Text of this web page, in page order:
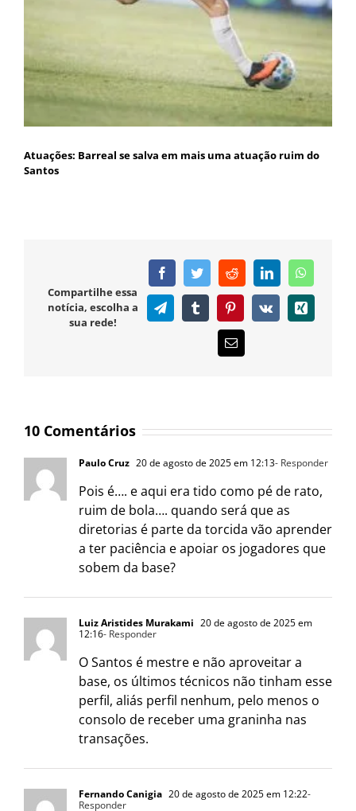
Atuações: Barreal se salva em mais uma atuação ruim do
Santos
Compartilhe essa
notícia, escolha a
sua rede!
FacebookTwitterRedditLinkedIn
TelegramTumblr PinterestVk Xing
E-
mail
10 Comentários
Paulo Cruz 20 de agosto de 2025 em 12:13- Responder
Pois é…. e aqui era tido como pé de rato,
ruim de bola…. quando será que as
diretorias é parte da torcida vão aprender
a ter paciência e apoiar os jogadores que
sobem da base?
Luiz Aristides Murakami 20 de agosto de 2025 em
12:16- Responder
O Santos é mestre e não aproveitar a
base, os últimos técnicos não tinham esse
perfil, aliás perfil nenhum, pelo menos o
consolo de receber uma graninha nas
transações.
Fernando Canigia 20 de agosto de 2025 em 12:22-
Responder